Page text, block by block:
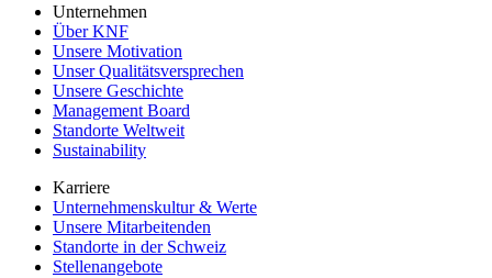
Unternehmen
Über KNF
Unsere Motivation
Unser Qualitätsversprechen
Unsere Geschichte
Management Board
Standorte Weltweit
Sustainability
Karriere
Unternehmenskultur & Werte
Unsere Mitarbeitenden
Standorte in der Schweiz
Stellenangebote